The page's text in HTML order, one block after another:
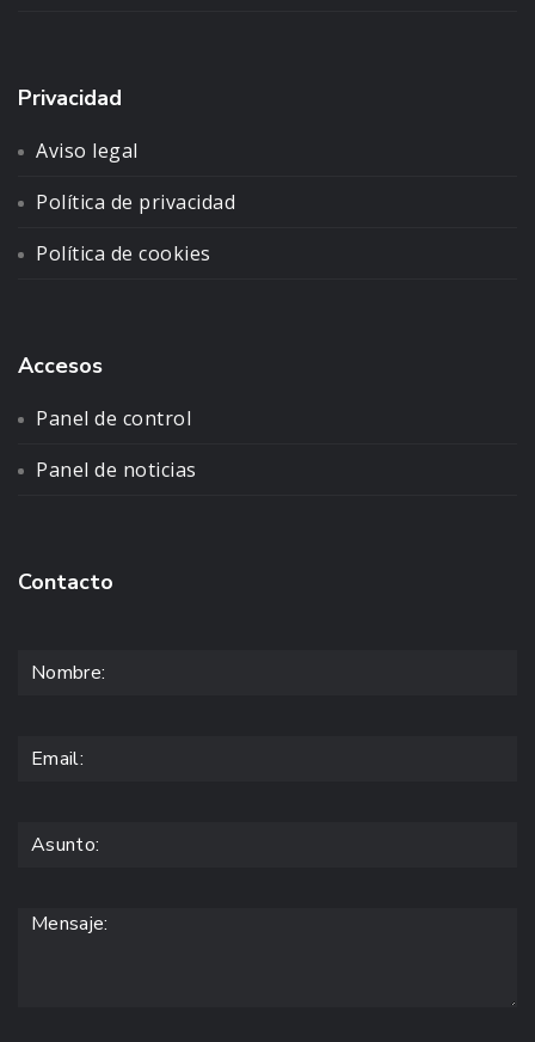
Privacidad
Aviso legal
Política de privacidad
Política de cookies
Accesos
Panel de control
Panel de noticias
Contacto